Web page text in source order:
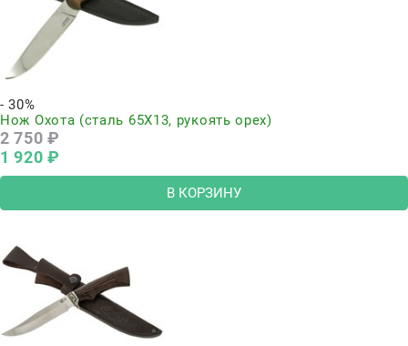
- 30%
Нож Охота (сталь 65Х13, рукоять орех)
2 750 ₽
1 920 ₽
В КОРЗИНУ